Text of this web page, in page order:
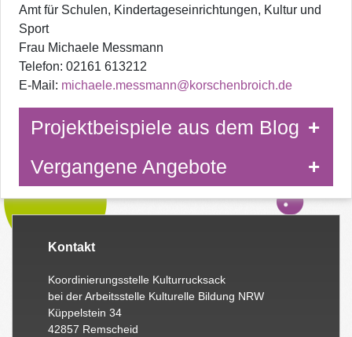
Amt für Schulen, Kindertageseinrichtungen, Kultur und
Sport
Frau Michaele Messmann
Telefon: 02161 613212
E-Mail: michaele.messmann@korschenbroich.de
Projektbeispiele aus dem Blog
Vergangene Angebote
Kontakt
Koordinierungsstelle Kulturrucksack
bei der Arbeitsstelle Kulturelle Bildung NRW
Küppelstein 34
42857 Remscheid